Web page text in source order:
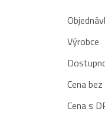
Výrobce
Cena
Cena s